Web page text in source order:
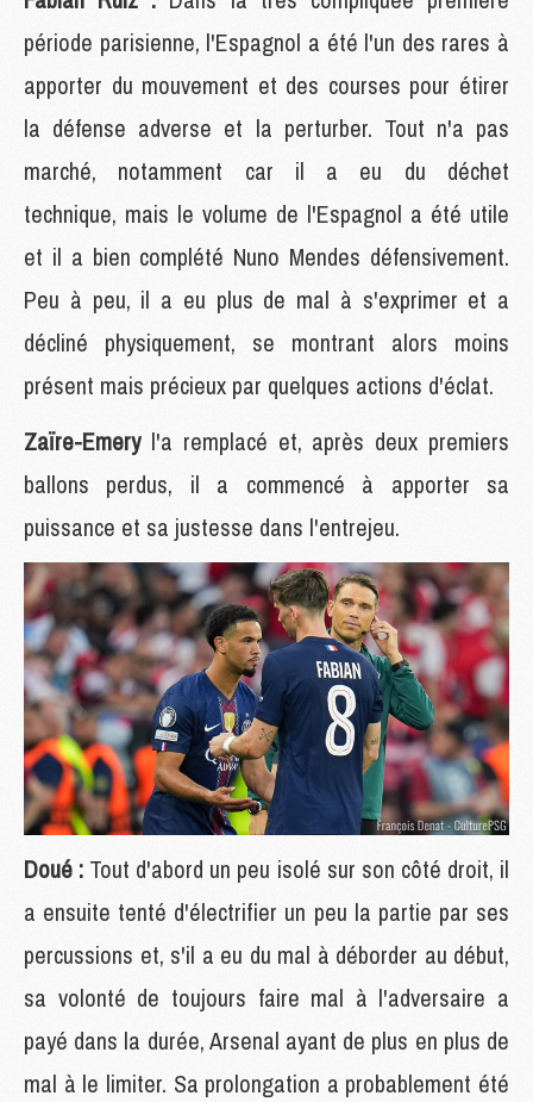
période parisienne, l'Espagnol a été l'un des rares à
apporter du mouvement et des courses pour étirer
la défense adverse et la perturber. Tout n'a pas
marché, notamment car il a eu du déchet
technique, mais le volume de l'Espagnol a été utile
et il a bien complété Nuno Mendes défensivement.
Peu à peu, il a eu plus de mal à s'exprimer et a
décliné physiquement, se montrant alors moins
présent mais précieux par quelques actions d'éclat.
Zaïre-Emery l'a remplacé et, après deux premiers
ballons perdus, il a commencé à apporter sa
puissance et sa justesse dans l'entrejeu.
Doué : Tout d'abord un peu isolé sur son côté droit, il
a ensuite tenté d'électrifier un peu la partie par ses
percussions et, s'il a eu du mal à déborder au début,
sa volonté de toujours faire mal à l'adversaire a
payé dans la durée, Arsenal ayant de plus en plus de
mal à le limiter. Sa prolongation a probablement été